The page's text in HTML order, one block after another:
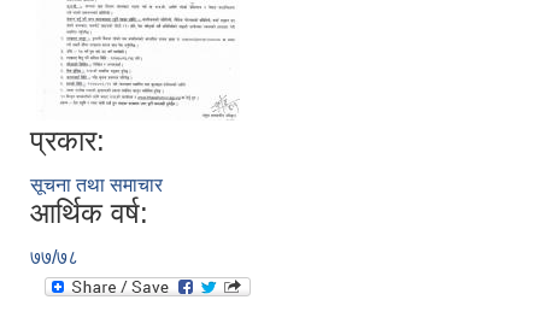
प्रकार:
सूचना तथा समाचार
आर्थिक वर्ष:
७७/७८